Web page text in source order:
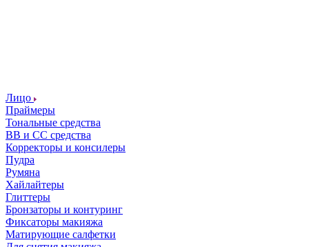
Лицо
Праймеры
Тональные средства
ВВ и СС средства
Корректоры и консилеры
Пудра
Румяна
Хайлайтеры
Глиттеры
Бронзаторы и контуринг
Фиксаторы макияжа
Матирующие салфетки